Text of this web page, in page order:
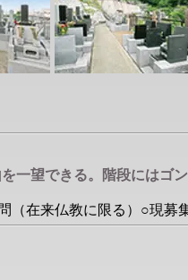
一望できる。階段にはゴン
在来仏教に限る）○現